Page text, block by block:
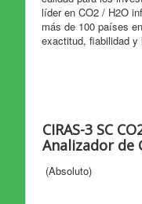
líder en CO2 / H2O
más de 100 países
exactitud, fiabilidad y
CIRAS-3 SC
Analizador de
(Absoluto)